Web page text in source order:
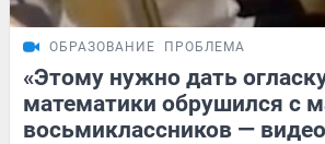
ОБРАЗОВАНИЕ ПРОБЛЕМА
«Этому нужно дать
математики обрушился с
восьмиклассников — видео